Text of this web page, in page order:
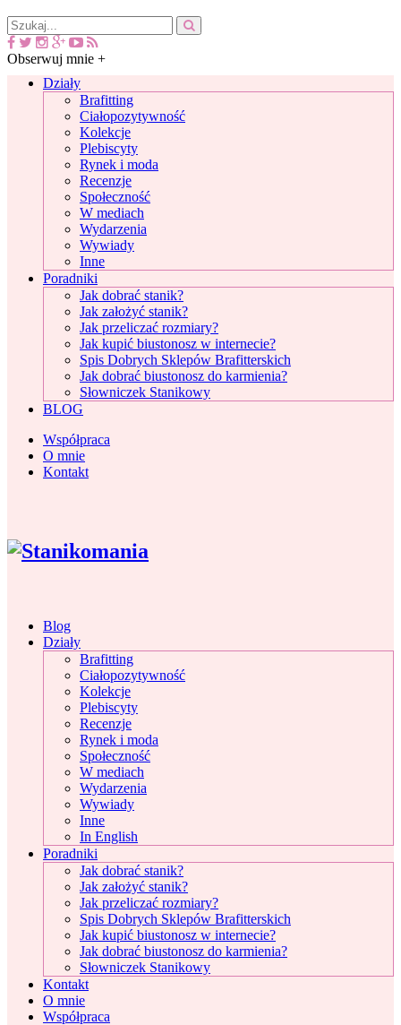
Obserwuj mnie +
Działy
Brafitting
Ciałopozytywność
Kolekcje
Plebiscyty
Rynek i moda
Recenzje
Społeczność
W mediach
Wydarzenia
Wywiady
Inne
Poradniki
Jak dobrać stanik?
Jak założyć stanik?
Jak przeliczać rozmiary?
Jak kupić biustonosz w internecie?
Spis Dobrych Sklepów Brafitterskich
Jak dobrać biustonosz do karmienia?
Słowniczek Stanikowy
BLOG
Współpraca
O mnie
Kontakt
Blog
Działy
Brafitting
Ciałopozytywność
Kolekcje
Plebiscyty
Recenzje
Rynek i moda
Społeczność
W mediach
Wydarzenia
Wywiady
Inne
In English
Poradniki
Jak dobrać stanik?
Jak założyć stanik?
Jak przeliczać rozmiary?
Spis Dobrych Sklepów Brafitterskich
Jak kupić biustonosz w internecie?
Jak dobrać biustonosz do karmienia?
Słowniczek Stanikowy
Kontakt
O mnie
Współpraca